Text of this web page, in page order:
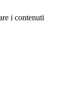
i contenuti